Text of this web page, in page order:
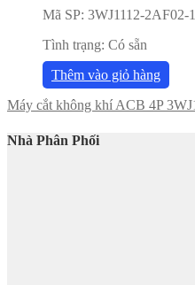
Mã SP: 3WJ1112-2AF02-
Tình trạng: Có sẵn
Thêm vào giỏ hàng
Máy cắt không khí ACB 4P
Nhà Phân Phối